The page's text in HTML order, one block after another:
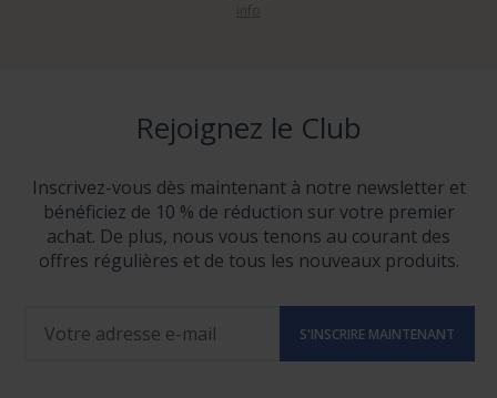
Rejoignez le Club
Inscrivez-vous dès maintenant à notre newsletter et
bénéficiez de 10 % de réduction sur votre premier
achat. De plus, nous vous tenons au courant des
offres régulières et de tous les nouveaux produits.